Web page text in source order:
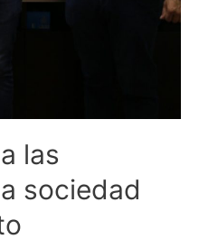
las
sociedad